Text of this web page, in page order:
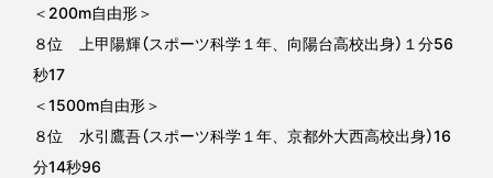
＜200m自由形＞
８位 上甲陽輝（スポーツ科学１年、向陽台高校出身）１分56
秒17
＜1500m自由形＞
８位 水引鷹吾（スポーツ科学１年、京都外大西高校出身）16
分14秒96